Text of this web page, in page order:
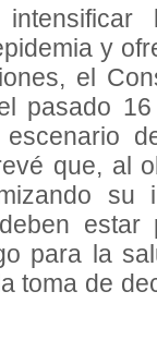
y
el
pasado
que, al
para la
toma de